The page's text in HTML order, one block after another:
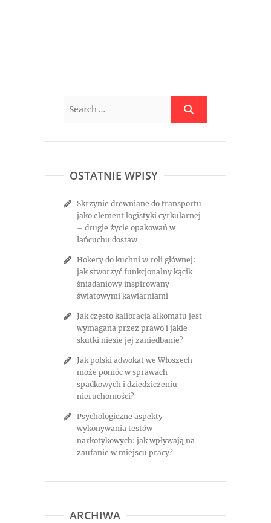
OSTATNIE WPISY
Skrzynie drewniane do transportu
jako element logistyki cyrkularnej
– drugie życie opakowań w
łańcuchu dostaw
Hokery do kuchni w roli głównej:
jak stworzyć funkcjonalny kącik
śniadaniowy inspirowany
światowymi kawiarniami
Jak często kalibracja alkomatu jest
wymagana przez prawo i jakie
skutki niesie jej zaniedbanie?
Jak polski adwokat we Włoszech
może pomóc w sprawach
spadkowych i dziedziczeniu
nieruchomości?
Psychologiczne aspekty
wykonywania testów
narkotykowych: jak wpływają na
zaufanie w miejscu pracy?
ARCHIWA